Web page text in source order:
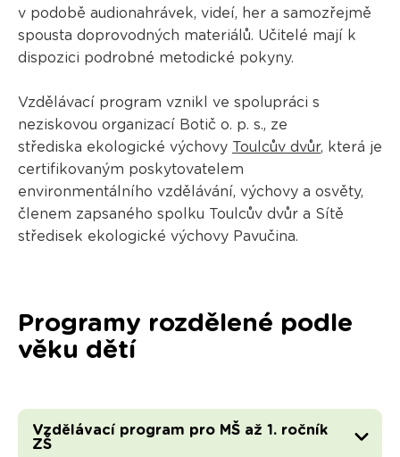
v podobě audionahrávek, videí, her a samozřejmě
spousta doprovodných materiálů. Učitelé mají k
dispozici podrobné metodické pokyny.
Vzdělávací program vznikl ve spolupráci s
neziskovou organizací Botič o. p. s., ze
střediska ekologické výchovy Toulcův dvůr, která je
certifikovaným poskytovatelem
environmentálního vzdělávání, výchovy a osvěty,
členem zapsaného spolku Toulcův dvůr a Sítě
středisek ekologické výchovy Pavučina.
Programy rozdělené podle
věku dětí
Vzdělávací program pro MŠ až 1. ročník
ZŠ